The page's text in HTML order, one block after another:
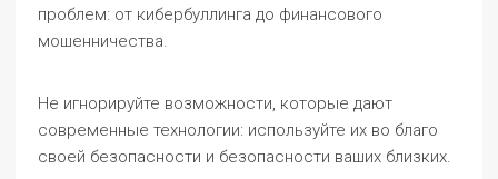
проблем: от кибербуллинга до финансового
мошенничества.
Не игнорируйте возможности, которые дают
современные технологии: используйте их во благо
своей безопасности и безопасности ваших близких.